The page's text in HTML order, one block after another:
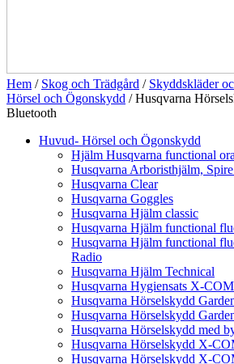
Hem / Skog och Trädgård / Skyddskläder
Hörsel och Ögonskydd / Husqvarna
Bluetooth
Huvud- Hörsel och Ögonskydd
Hjälm Husqvarna functional
Husqvarna Arboristhjälm,
Husqvarna Clear
Husqvarna Goggles
Husqvarna Hjälm classic
Husqvarna Hjälm functional
Husqvarna Hjälm functional
Radio
Husqvarna Hjälm Technical
Husqvarna Hygiensats X-
Husqvarna Hörselskydd
Husqvarna Hörselskydd
Husqvarna Hörselskydd med
Husqvarna Hörselskydd X-
Husqvarna Hörselskydd X-